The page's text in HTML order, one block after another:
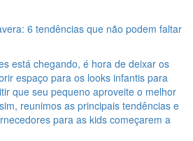
6 tendências que não podem faltar
está chegando, é hora de deixar os
espaço para os looks infantis para
que seu pequeno aproveite o melhor
reunimos as principais tendências e
para as kids começarem a